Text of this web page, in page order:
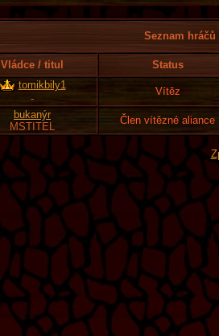
Seznam
Vládce / titul
Status
tomikbily1
-
Vítěz
bukanýr
MSTITEL
Člen vítězné aliance